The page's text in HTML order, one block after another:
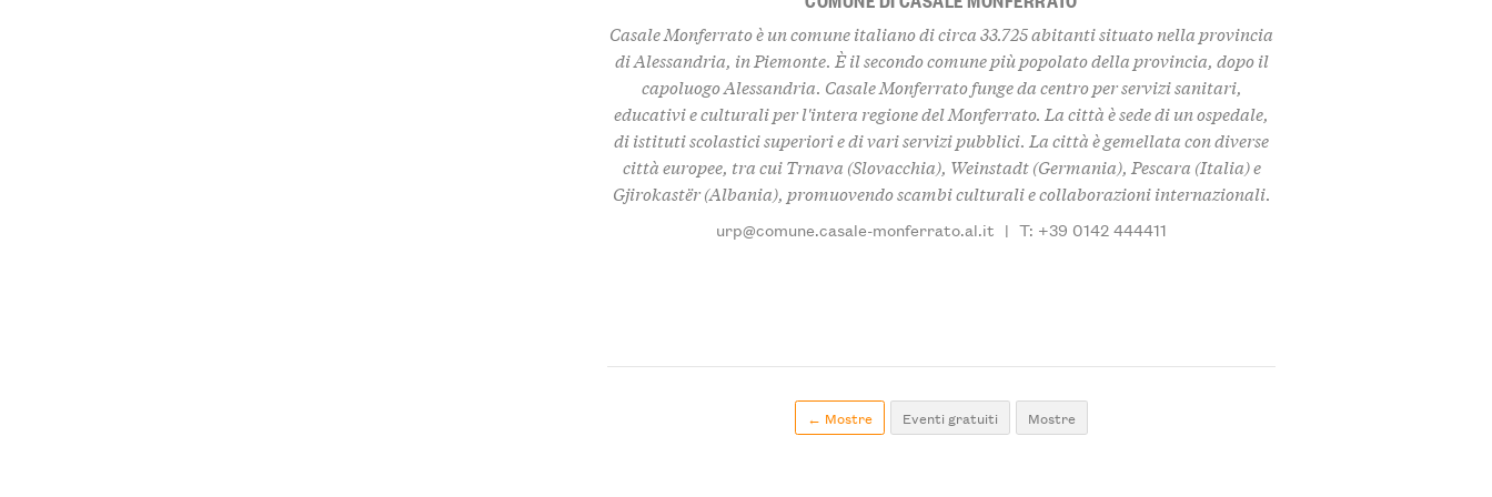
Casale Monferrato è un comune italiano di circa 33.725 abitanti situato nella provincia
di Alessandria, in Piemonte. È il secondo comune più popolato della provincia, dopo il
capoluogo Alessandria. Casale Monferrato funge da centro per servizi sanitari,
educativi e culturali per l'intera regione del Monferrato. La città è sede di un ospedale,
di istituti scolastici superiori e di vari servizi pubblici. La città è gemellata con diverse
città europee, tra cui Trnava (Slovacchia), Weinstadt (Germania), Pescara (Italia) e
Gjirokastër (Albania), promuovendo scambi culturali e collaborazioni internazionali.
urp@comune.casale-monferrato.al.it | T: +39 0142 444411
← Mostre Eventi gratuiti Mostre